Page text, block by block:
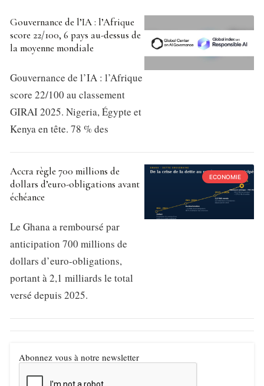
Gouvernance de l’IA : l’Afrique
score 22/100, 6 pays au-dessus de
la moyenne mondiale
Gouvernance de l’IA : l’Afrique
score 22/100 au classement
GIRAI 2025. Nigeria, Égypte et
Kenya en tête. 78 % des
ECONOMIE
Accra règle 700 millions de
dollars d’euro-obligations avant
échéance
Le Ghana a remboursé par
anticipation 700 millions de
dollars d’euro-obligations,
portant à 2,1 milliards le total
versé depuis 2025.
Abonnez vous à notre newsletter